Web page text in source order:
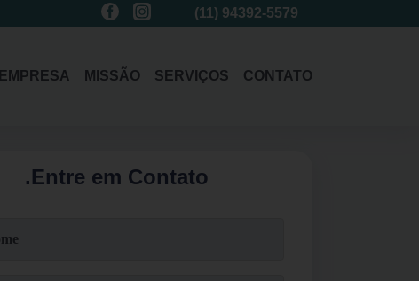
3214-1485 (11)94392-5579
EMPRESA MISSÃO SERVIÇOS CONTATO
.Entre em Contato